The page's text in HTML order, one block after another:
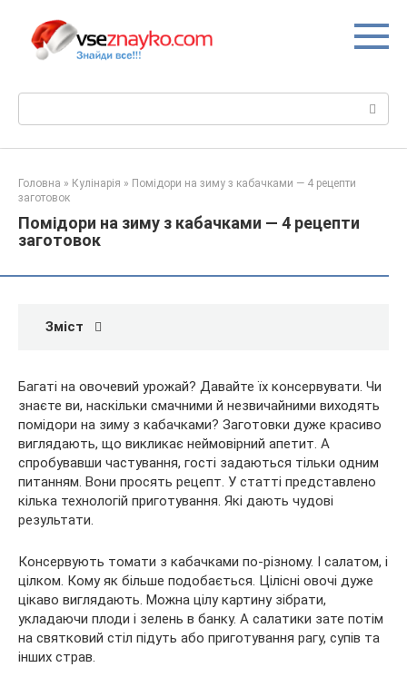
вмісту
Головна » Кулінарія » Помідори на зиму з кабачками — 4 рецепти
заготовок
Помідори на зиму з кабачками — 4 рецепти
заготовок
Зміст
Багаті на овочевий урожай? Давайте їх консервувати. Чи
знаєте ви, наскільки смачними й незвичайними виходять
помідори на зиму з кабачками? Заготовки дуже красиво
виглядають, що викликає неймовірний апетит. А
спробувавши частування, гості задаються тільки одним
питанням. Вони просять рецепт. У статті представлено
кілька технологій приготування. Які дають чудові
результати.
Консервують томати з кабачками по-різному. І салатом, і
цілком. Кому як більше подобається. Цілісні овочі дуже
цікаво виглядають. Можна цілу картину зібрати,
укладаючи плоди і зелень в банку. А салатики зате потім
на святковий стіл підуть або приготування рагу, супів та
інших страв.